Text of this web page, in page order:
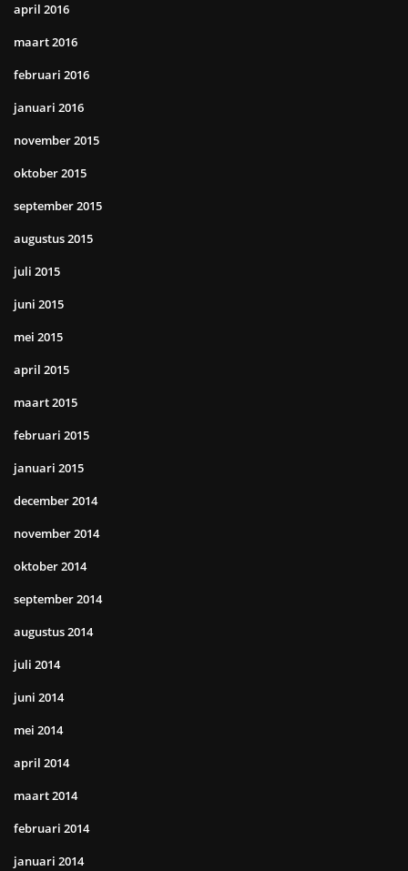
april 2016
maart 2016
februari 2016
januari 2016
november 2015
oktober 2015
september 2015
augustus 2015
juli 2015
juni 2015
mei 2015
april 2015
maart 2015
februari 2015
januari 2015
december 2014
november 2014
oktober 2014
september 2014
augustus 2014
juli 2014
juni 2014
mei 2014
april 2014
maart 2014
februari 2014
januari 2014